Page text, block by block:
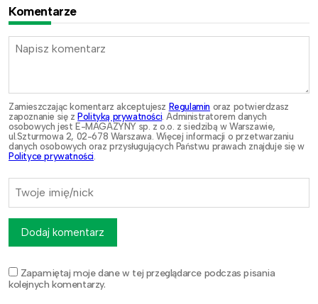
Komentarze
Zamieszczając komentarz akceptujesz Regulamin oraz potwierdzasz
zapoznanie się zPolityką prywatności . Administratorem danych
osobowych jest E-MAGAZYNY sp. z o.o. z siedzibą w Warszawie,
ul.Szturmowa 2, 02-678 Warszawa. Więcej informacji o przetwarzaniu
danych osobowych oraz przysługujących Państwu prawach znajduje się w
Polityce prywatności
Zapamiętaj moje dane w tej przeglądarce podczas pisania
kolejnych komentarzy.
Dodaj komentarz